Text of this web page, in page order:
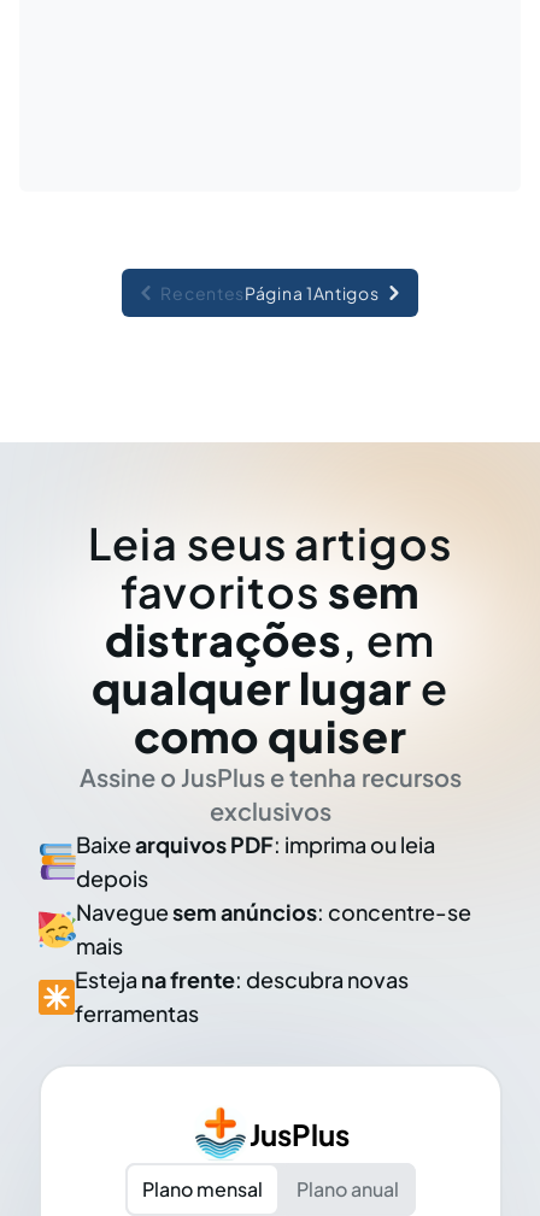
RecentesPágina 1Antigos
Leia seus artigos
favoritos sem
distrações, em
qualquer lugar e
como quiser
Assine o JusPlus e tenha recursos
exclusivos
Baixearquivos PDF: imprima ou leia
depois
Naveguesem anúncios: concentre-se
mais
Esteja na frente: descubra novas
ferramentas
JusPlus
Plano mensal
Plano anual